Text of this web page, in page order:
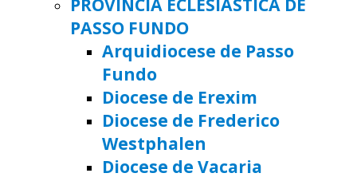
PASSO FUNDO
Arquidiocese de Passo
Fundo
Diocese de Erexim
Diocese de Frederico
Westphalen
Diocese de Vacaria